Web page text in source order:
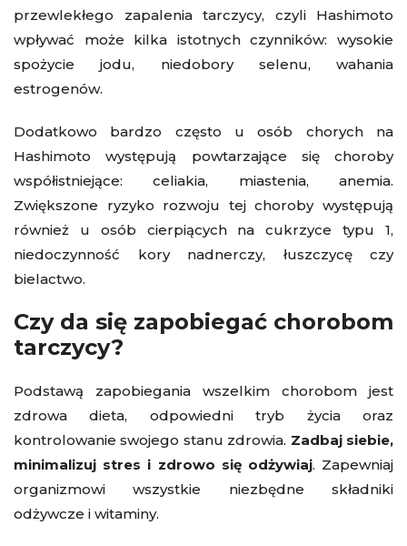
przewlekłego zapalenia tarczycy, czyli Hashimoto
wpływać może kilka istotnych czynników: wysokie
spożycie jodu, niedobory selenu, wahania
estrogenów.
Dodatkowo bardzo często u osób chorych na
Hashimoto występują powtarzające się choroby
współistniejące: celiakia, miastenia, anemia.
Zwiększone ryzyko rozwoju tej choroby występują
również u osób cierpiących na cukrzyce typu 1,
niedoczynność kory nadnerczy, łuszczycę czy
bielactwo.
Czy da się zapobiegać chorobom
tarczycy?
Podstawą zapobiegania wszelkim chorobom jest
zdrowa dieta, odpowiedni tryb życia oraz
kontrolowanie swojego stanu zdrowia. Zadbaj siebie,
minimalizuj stres i zdrowo się odżywiaj. Zapewniaj
organizmowi wszystkie niezbędne składniki
odżywcze i witaminy.